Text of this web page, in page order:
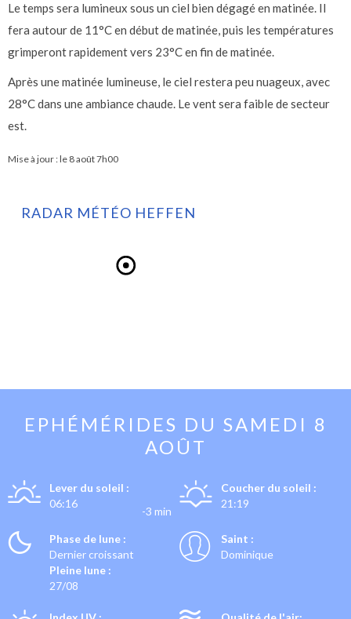
Le temps sera lumineux sous un ciel bien dégagé en matinée. Il
fera autour de 11°C en début de matinée, puis les températures
grimperont rapidement vers 23°C en fin de matinée.
Après une matinée lumineuse, le ciel restera peu nuageux, avec
28°C dans une ambiance chaude. Le vent sera faible de secteur
est.
Mise à jour : le 8 août 7h00
RADAR MÉTÉO HEFFEN
EPHÉMÉRIDES DU SAMEDI 8
AOÛT
Lever du soleil :
06:16
-3 min
Coucher du soleil :
21:19
Phase de lune :
Dernier croissant
Pleine lune :
27/08
Saint :
Dominique